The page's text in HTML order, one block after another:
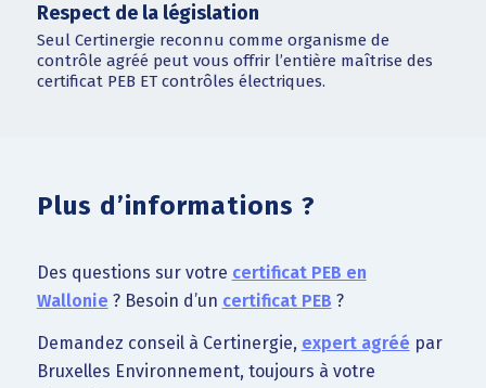
Respect de la législation
Seul Certinergie reconnu comme organisme de
contrôle agréé peut vous offrir l’entière maîtrise des
certificat PEB ET contrôles électriques.
Plus d’informations ?
Des questions sur votre certificat PEB en
Wallonie ? Besoin d’un certificat PEB ?
Demandez conseil à Certinergie, expert agréé par
Bruxelles Environnement, toujours à votre